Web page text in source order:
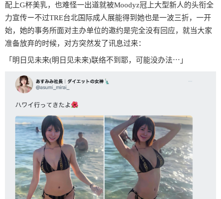
配上G杯美乳，也难怪一出道就被Moodyz冠上大型新人的头衔全
力宣传ー不过TRE台北国际成人展能得到她也是一波三折，一开
始，她的事务所面对主办单位的邀约是完全没有回应，就当大家
准备放弃的时候，对方突然发了讯息过来：
「明日见未来(明日见未来)联络不到耶，可能没办法⋯」